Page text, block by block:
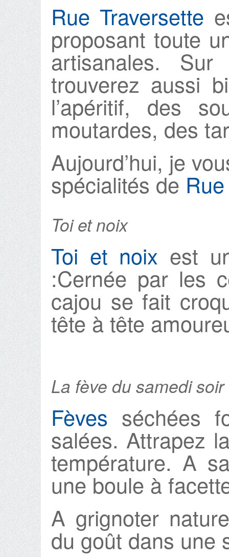
Rue Traversette
proposant toute
artisanales.
trouverez aussi
l’apéritif, des
moutardes, des
Aujourd’hui, je
spécialités de
Toi et noix
Toi et noix est
:Cernée par les
cajou se fait
tête à tête
La fève du samedi soir
Fèves séchées
salées. Attrapez
température. A
une boule à
A grignoter
du goût dans une